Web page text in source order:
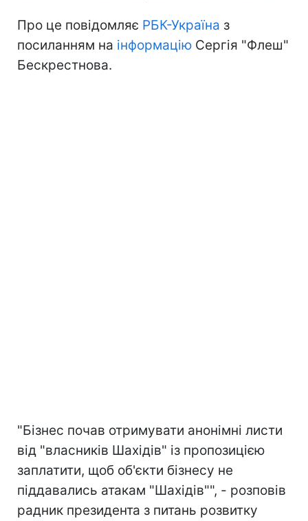
Про це повідомляє РБК-Україна з
посиланням на інформацію Сергія "Флеш"
Бескрестнова.
"Бізнес почав отримувати анонімні листи
від "власників Шахідів" із пропозицією
заплатити, щоб об'єкти бізнесу не
піддавались атакам "Шахідів"", - розповів
радник президента з питань розвитку